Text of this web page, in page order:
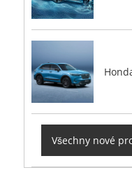
Všechny nové